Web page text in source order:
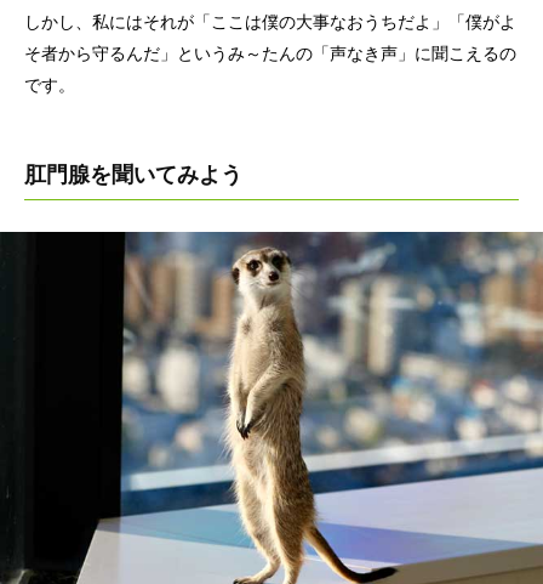
しかし、私にはそれが「ここは僕の大事なおうちだよ」「僕がよ
そ者から守るんだ」というみ～たんの「声なき声」に聞こえるの
です。
肛門腺を聞いてみよう